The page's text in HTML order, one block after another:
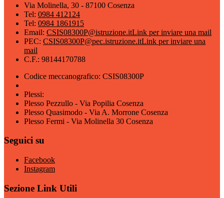
Via Molinella, 30 - 87100 Cosenza
Tel: 0984 412124
Tel: 0984 1861915
Email: CSIS08300P@istruzione.itLink per inviare una mail
PEC: CSIS08300P@pec.istruzione.itLink per inviare una
mail
C.F.: 98144170788
Codice meccanografico: CSIS08300P
Plessi:
Plesso Pezzullo - Via Popilia Cosenza
Plesso Quasimodo - Via A. Morrone Cosenza
Plesso Fermi - Via Molinella 30 Cosenza
Seguici su
Facebook
Instagram
Sezione Link Utili